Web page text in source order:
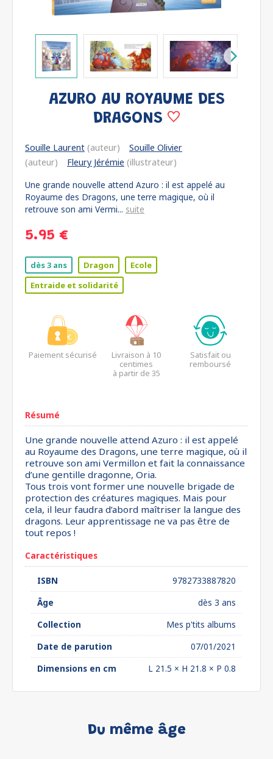
AZURO AU ROYAUME DES
DRAGONS
Souille Laurent (auteur)
Souille Olivier
(auteur)
Fleury Jérémie (illustrateur)
Une grande nouvelle attend Azuro : il est appelé au
Royaume des Dragons, une terre magique, où il
retrouve son ami Vermi... suite
5.95 €
dès 3 ans Dragon
Ecole
Entraide et solidarité
Paiement sécurisé
Livraison à 10
centimes
à partir de 35
Satisfait ou
remboursé
Résumé
Une grande nouvelle attend Azuro : il est appelé
au Royaume des Dragons, une terre magique, où il
retrouve son ami Vermillon et fait la connaissance
d’une gentille dragonne, Oria.
Tous trois vont former une nouvelle brigade de
protection des créatures magiques. Mais pour
cela, il leur faudra d’abord maîtriser la langue des
dragons. Leur apprentissage ne va pas être de
tout repos !
Caractéristiques
ISBN
9782733887820
Âge
dès 3 ans
Collection
Mes p'tits albums
Date de parution
07/01/2021
Dimensions en cm
L 21.5 × H 21.8 × P 0.8
Du même âge